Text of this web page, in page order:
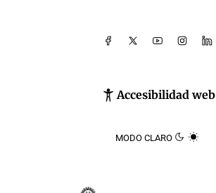
Accesibilidad web
MODO CLARO